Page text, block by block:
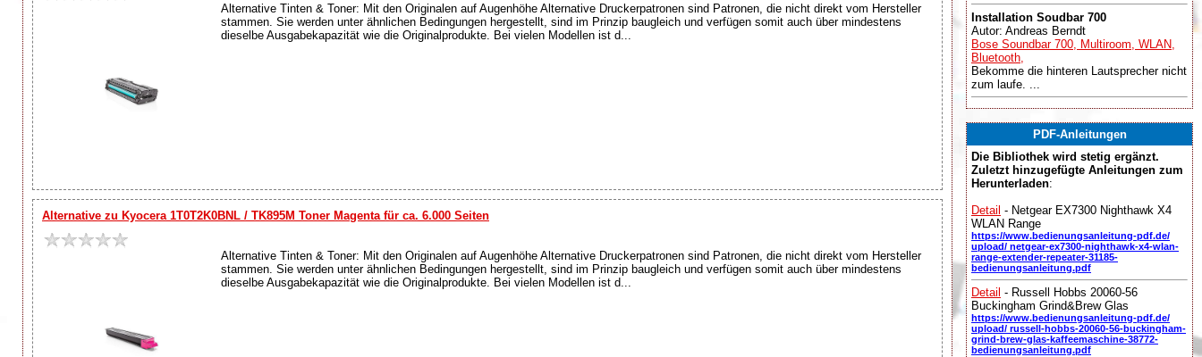
Alternative Tinten & Toner: Mit den Originalen auf Augenhöhe Alternative Druckerpatronen sind Patronen, die nicht direkt vom Hersteller
stammen. Sie werden unter ähnlichen Bedingungen hergestellt, sind im Prinzip baugleich und verfügen somit auch über mindestens
dieselbe Ausgabekapazität wie die Originalprodukte. Bei vielen Modellen ist d...
Alternative zu Kyocera 1T0T2K0BNL / TK895M Toner Magenta für ca. 6.000 Seiten
Alternative Tinten & Toner: Mit den Originalen auf Augenhöhe Alternative Druckerpatronen sind Patronen, die nicht direkt vom Hersteller
stammen. Sie werden unter ähnlichen Bedingungen hergestellt, sind im Prinzip baugleich und verfügen somit auch über mindestens
dieselbe Ausgabekapazität wie die Originalprodukte. Bei vielen Modellen ist d...
Installation Soudbar 700
Autor: Andreas Berndt
Bose Soundbar 700, Multiroom, WLAN,
Bluetooth,
Bekomme die hinteren Lautsprecher nicht
zum laufe. ...
PDF-Anleitungen
Die Bibliothek wird stetig ergänzt.
Zuletzt hinzugefügte Anleitungen zum
Herunterladen:
Detail - Netgear EX7300 Nighthawk X4
WLAN Range
https://www.bedienungsanleitung-pdf.de/
upload/ netgear-ex7300-nighthawk-x4-wlan-
range-extender-repeater-31185-
bedienungsanleitung.pdf
Detail - Russell Hobbs 20060-56
Buckingham Grind&Brew Glas
https://www.bedienungsanleitung-pdf.de/
upload/ russell-hobbs-20060-56-buckingham-
grind-brew-glas-kaffeemaschine-38772-
bedienungsanleitung.pdf